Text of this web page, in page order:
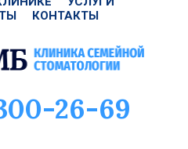
26-69
КОНТАКТЫ